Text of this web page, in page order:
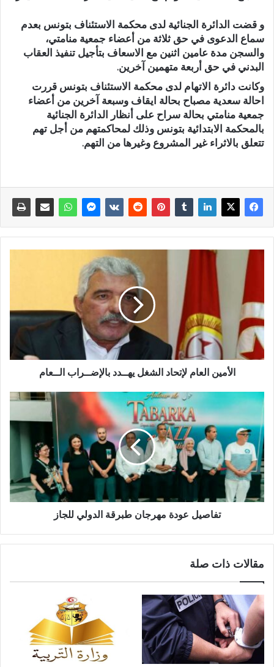
و قضت الدائرة الجنائية لدى محكمة الاستئناف بتونس بعدم
سماع الدعوى في حق ثلاثة من أعضاء جمعية منامتي،
والسجن مدة عامين اثنين مع الاسعاف بتأجيل تنفيذ العقاب
البدني في حق أربعة متهمين آخرين.
وكانت دائرة الاتهام لدى محكمة الاستئناف بتونس قررت
احالة سعدية مصباح بحالة ايقاف وسبعة آخرين من أعضاء
جمعية منامتي بحالة سراح على أنظار الدائرة الجنائية
بالمحكمة الابتدائية بتونس وذلك لمحاكمتهم من أجل تهم
تتعلق بالاثراء غير المشروع وغيرها من التهم.
الأمين العام لإتحاد الشغل يهــدد بالإضــراب الــعام
تفاصيل عودة مهرجان طبرقة الدولي للجاز
مقالات ذات صلة